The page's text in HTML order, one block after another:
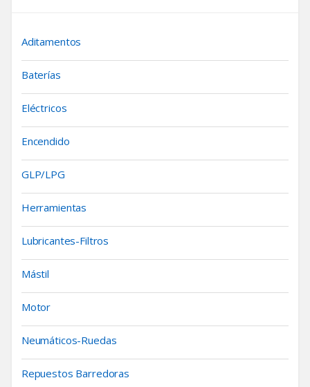
Aditamentos
Baterías
Eléctricos
Encendido
GLP/LPG
Herramientas
Lubricantes-Filtros
Mástil
Motor
Neumáticos-Ruedas
Repuestos Barredoras